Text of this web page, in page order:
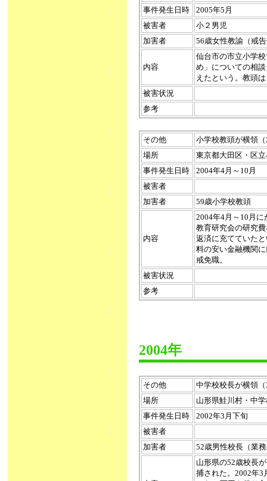
事件発生日時
2005年5月
被害者
小２男児
加害者
56歳女性教諭（戒
内容
仙台市の市立小学
め」についての相
えたという。教頭
被害状況
参考
その他
小学校教頭が横領（
場所
東京都大田区・区
事件発生日時
2004年4月～10月
被害者
加害者
59歳小学校教頭
内容
2004年4月～10月
教育研究会の研究
返済に充てていた
料の安い金融機関
戒免職。
被害状況
参考
2004年
その他
中学校校長が横領（
場所
山形県鮭川村・中
事件発生日時
2002年3月下旬
被害者
加害者
52歳男性校長（業
山形県の52歳校長
捕された。2002年3